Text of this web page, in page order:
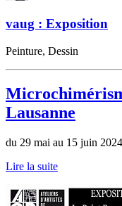
vaug : Exposition
Peinture, Dessin
Lausanne
du 29 mai au 15 juin 2024
Lire la suite